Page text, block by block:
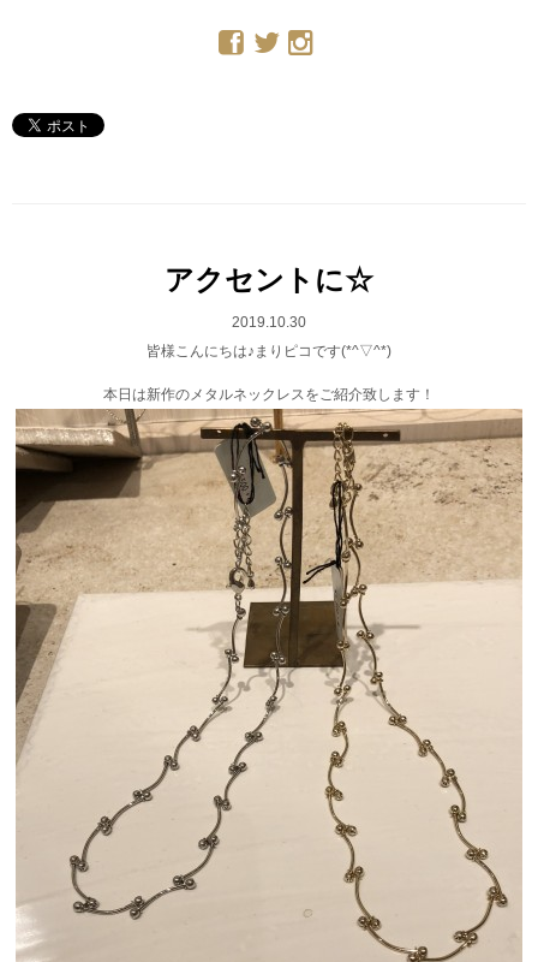
アクセントに☆
2019.10.30
皆様こんにちは♪まりピコです(*^▽^*)
本日は新作のメタルネックレスをご紹介致します！